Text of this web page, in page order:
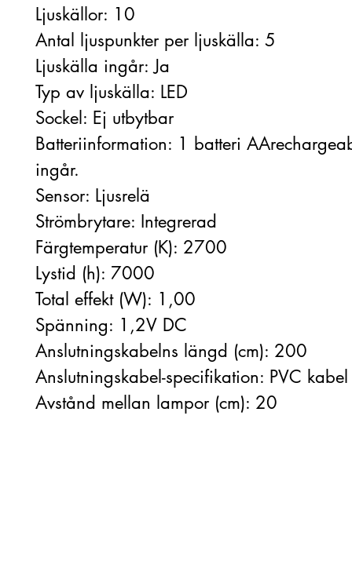
Ljuskällor: 10
Antal ljuspunkter per ljuskälla: 5
Ljuskälla ingår: Ja
Typ av ljuskälla: LED
Sockel: Ej utbytbar
Batteriinformation: 1 batteri
ingår.
Sensor: Ljusrelä
Strömbrytare: Integrerad
Färgtemperatur (K): 2700
Lystid (h): 7000
Total effekt (W): 1,00
Spänning: 1,2V DC
Anslutningskabelns längd (cm): 200
Anslutningskabel-specifikation: PVC kabel
Avstånd mellan lampor (cm): 20